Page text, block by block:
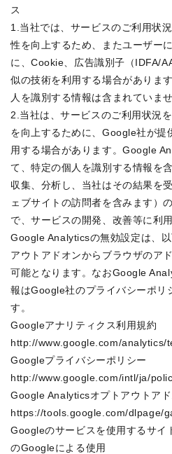
ス
1.当社では、サービスのご利用状
性を向上するため、またユーザー
に、Cookie、広告識別子（IDFA/
似の技術を利用する場合がありま
人を識別する情報は含まれていませ
2.当社は、サービスのご利用状況
を向上するために、Google社が提
用する場合があります。Google
て、特定の個人を識別する情報を
収集、分析し、当社はその結果を
ェブサイトの訪問者を含みます）
で、サービスの開発、改善等に利
Google Analyticsの無効設定は、
アウトアドオンからブラウザのア
可能となります。なおGoogle
報はGoogle社のプライバシーポリ
す。
Googleアナリティクス利用規約
http://www.google.com/analytics/
Googleプライバシーポリシー
http://www.google.com/intl/ja/
Google Analyticsオプトアウトア
https://tools.google.com/dlpage/
Googleのサービスを使用するサイ
のGoogleによる使用